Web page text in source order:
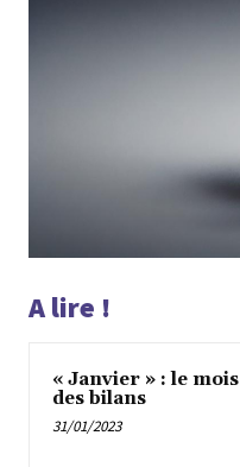
A lire !
« Janvier » : le mois
des bilans
31/01/2023